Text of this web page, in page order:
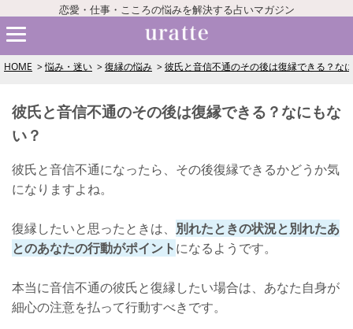
恋愛・仕事・こころの悩みを解決する占いマガジン
HOME 悩み・迷い 復縁の悩み 彼氏と音信不通のその後は復縁できる？な
彼氏と音信不通のその後は復縁できる？なにもな
い？
彼氏と音信不通になったら、その後復縁できるかどうか気
になりますよね。
復縁したいと思ったときは、 別れたときの状況と別れたあ
とのあなたの行動がポイントになるようです。
本当に音信不通の彼氏と復縁したい場合は、あなた自身が
細心の注意を払って行動すべきです。